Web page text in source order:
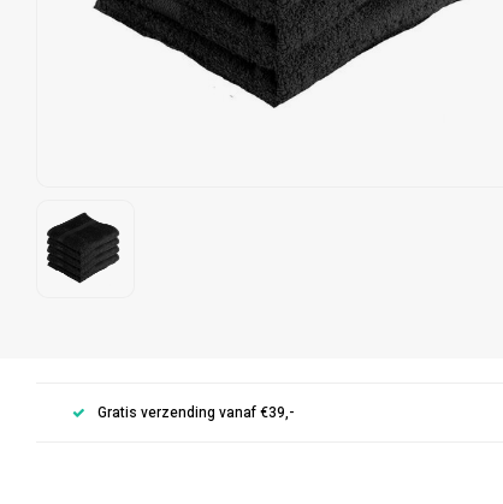
Gratis verzending vanaf €39,-